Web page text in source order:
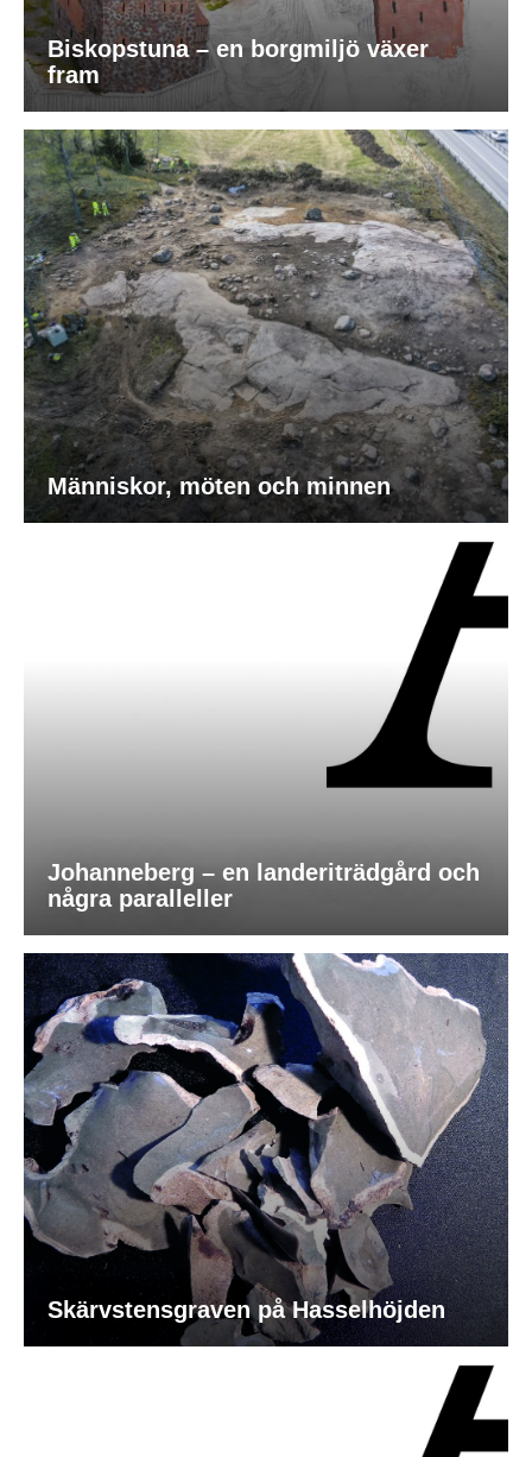
Biskopstuna – en borgmiljö växer
fram
Människor, möten och minnen
Johanneberg – en landeriträdgård och
några paralleller
Skärvstensgraven på Hasselhöjden